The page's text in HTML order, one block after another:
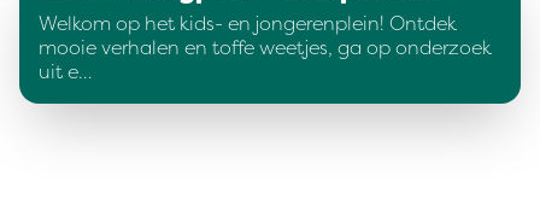
Welkom op het kids- en jongerenplein! Ontdek
mooie verhalen en toffe weetjes, ga op onderzoek
uit e…